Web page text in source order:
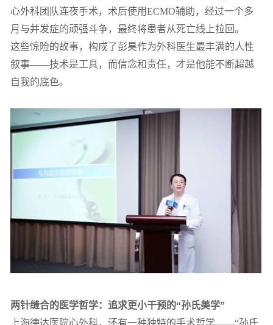
心外科团队连夜手术，术后使用ECMO辅助，经过一个多
月与并发症的顽强斗争，最终将患者从死亡线上拉回。
这些惊险的故事，构成了彭昊作为外科医生最丰满的人性
叙事——技术是工具，而信念和责任，才是他能不断超越
自我的底色。
两针缝合的医学哲学：追求更小干预的“孙氏美学”
上海德达医院心外科，还有一种独特的手术哲学——“孙氏